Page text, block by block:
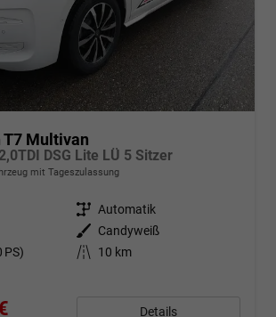
Multivan
DSG Lite LÜ 5 Sitzer
mit Tageszulassung
Getriebe Automatik
Außenfarbe
Candyweiß
PS) Kilometerstand
10 km
Details